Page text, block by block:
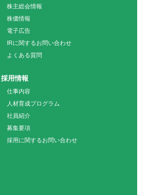
株主総会情報
株価情報
電子広告
IRに関するお問い合わせ
よくある質問
採用情報
仕事内容
人材育成プログラム
社員紹介
募集要項
採用に関するお問い合わせ